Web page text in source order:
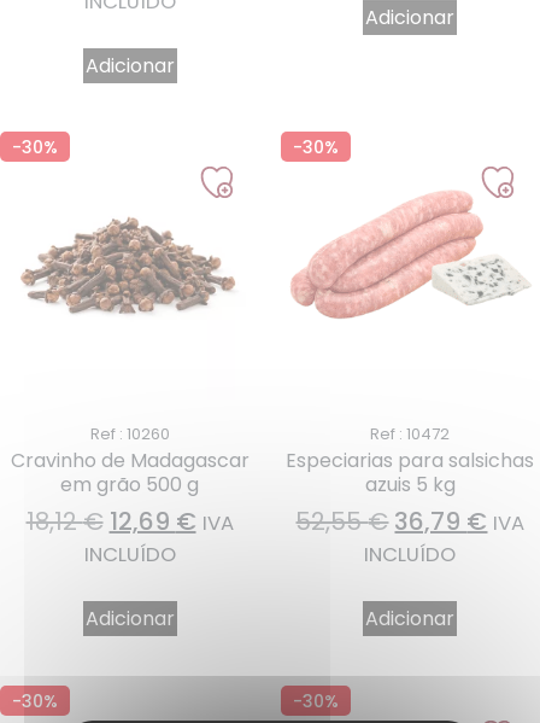
Adicionar
Adicionar
-30%
Ref : 10260
Cravinho de Madagascar
em grão 500 g
18,12€ 12,69 € IVA
INCLUÍDO
Adicionar
-30%
Ref : 10472
Especiarias para salsichas
azuis 5 kg
52,55€36,79 € IVA
INCLUÍDO
Adicionar
-30% -30%